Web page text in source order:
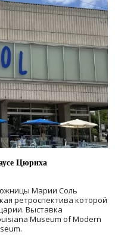
Цюриха
Марии Соль
ретроспектива которой
Выставка
Museum of Modern